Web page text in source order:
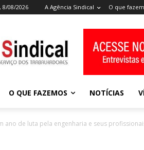
8/08/2026 A Agência Sindical O que
O QUE FAZEMOS NOTÍCIAS
ano de luta pela engenharia e seus